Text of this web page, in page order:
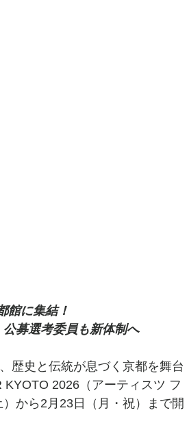
館に集結！
募選考委員も新体制へ
歴史と伝統が息づく京都を舞台
KYOTO 2026（アーティスツ フ
から2月23日（月・祝）まで開